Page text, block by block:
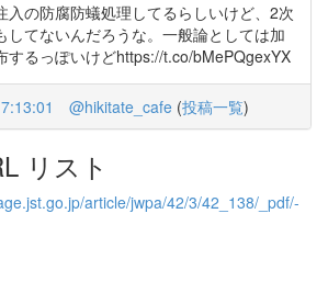
入の防腐防蟻処理してるらしいけど、2次
してないんだろうな。一般論としては加
するっぽいけどhttps://t.co/bMePQgexYX
@hikitate_cafe (投稿一覧)
リスト
article/jwpa/42/3/42_138/_pdf/-